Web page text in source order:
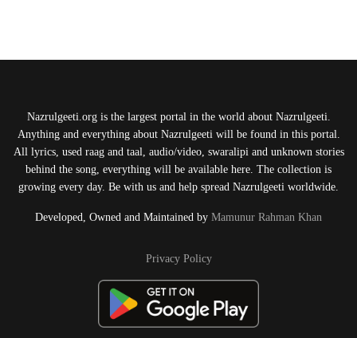
Nazrulgeeti.org is the largest portal in the world about Nazrulgeeti.
Anything and everything about Nazrulgeeti will be found in this portal.
All lyrics, used raag and taal, audio/video, swaralipi and unknown stories
behind the song, everything will be available here. The collection is
growing every day. Be with us and help spread Nazrulgeeti worldwide.
Developed, Owned and Maintained by Mamunur Rahman Khan
Privacy Policy